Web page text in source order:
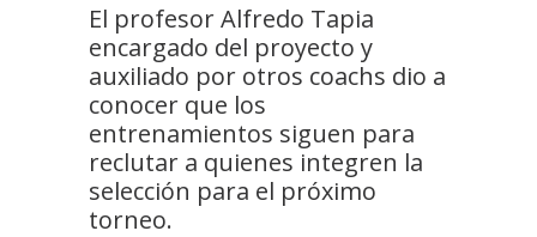
El profesor Alfredo Tapia
encargado del proyecto y
auxiliado por otros coachs dio a
conocer que los
entrenamientos siguen para
reclutar a quienes integren la
selección para el próximo
torneo.